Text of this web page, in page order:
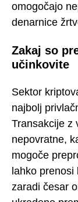
omogočajo
denarnice
Zakaj so
učinkovite
Sektor
najbolj
Transakcije z
nepovratne,
mogoče
lahko prenosi
zaradi česar